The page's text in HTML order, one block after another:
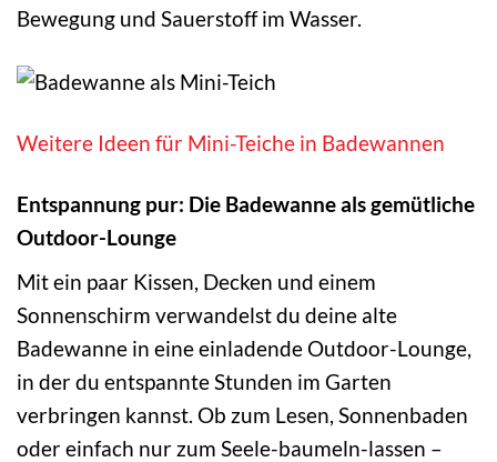
Bewegung und Sauerstoff im Wasser.
Weitere Ideen für Mini-Teiche in Badewannen
Entspannung pur: Die Badewanne als gemütliche
Outdoor-Lounge
Mit ein paar Kissen, Decken und einem
Sonnenschirm verwandelst du deine alte
Badewanne in eine einladende Outdoor-Lounge,
in der du entspannte Stunden im Garten
verbringen kannst. Ob zum Lesen, Sonnenbaden
oder einfach nur zum Seele-baumeln-lassen –